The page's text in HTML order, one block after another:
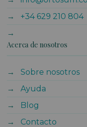
+34 629 210 804
Acerca de nosotros
Sobre nosotros
Ayuda
Blog
Contacto